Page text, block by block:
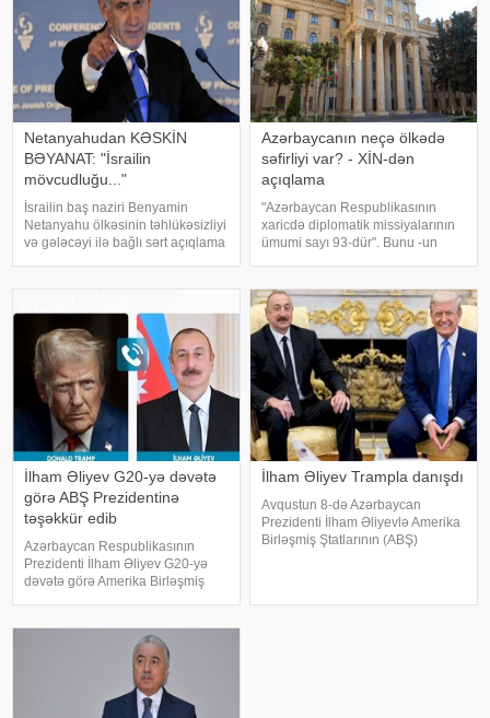
Netanyahudan KƏSKİN
BƏYANAT: "İsrailin
mövcudluğu..."
İsrailin baş naziri Benyamin
Netanyahu ölkəsinin təhlükəsizliyi
və gələcəyi ilə bağlı sərt açıqlama
güzəştə gedilməyəcək əsas prinsi
Azərbaycanın neçə ölkədə
səfirliyi var? - XİN-dən
açıqlama
"Azərbaycan Respublikasının
xaricdə diplomatik missiyalarının
ümumi sayı 93-dür". Bunu -un
Nazirliyinin mətbuat katibi Ayxan
Hacızadə deyib. . O bildirib ki,
Azərbayca
İlham Əliyev G20-yə dəvətə
görə ABŞ Prezidentinə
təşəkkür edib
Azərbaycan Respublikasının
Prezidenti İlham Əliyev G20-yə
dəvətə görə Amerika Birləşmiş
görə, Prezidenti İlham Əliyev bu
barədə bu gün Donald Trampla
İlham Əliyev Trampla danışdı
Avqustun 8-də Azərbaycan
Prezidenti İlham Əliyevlə Amerika
Birləşmiş Ştatlarının (ABŞ)
bu barədə Azərbaycan